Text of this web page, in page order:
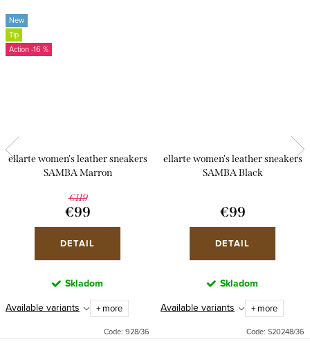
New
Tip
-16 %
ellarte women's leather sneakers
SAMBA Marron
€119
€99
DETAIL
Skladom
Available variants
+ more
Code: 928/36
ellarte women's leather sneakers
SAMBA Black
€99
DETAIL
Skladom
Available variants
+ more
Code: S20248/36